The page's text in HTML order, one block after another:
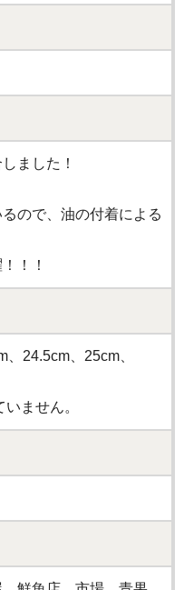
ました！
ので、油の付着による
！！
24.5cm、25cm、
ません。